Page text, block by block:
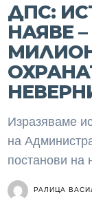
ДПС:
НАЯВЕ
Изразяваме
на
постанови
РАЛИЦА